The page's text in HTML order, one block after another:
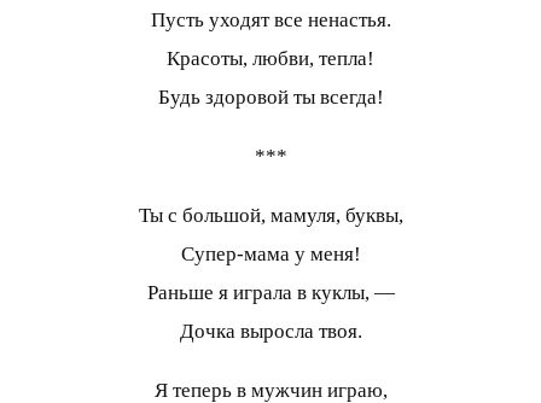
Пусть уходят все ненастья.
Красоты, любви, тепла!
Будь здоровой ты всегда!
***
Ты с большой, мамуля, буквы,
Супер-мама у меня!
Раньше я играла в куклы, —
Дочка выросла твоя.
Я теперь в мужчин играю,